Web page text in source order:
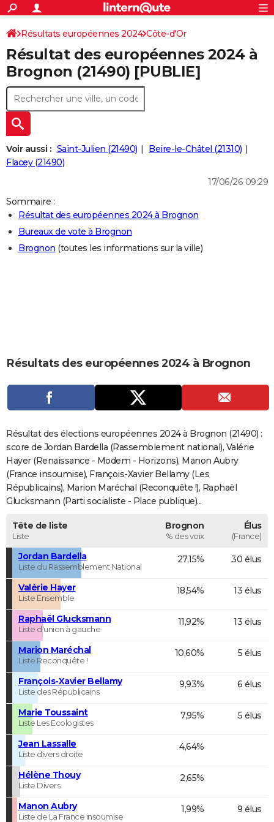
ACTUALITÉS
Politique
Société
Faits Divers
Education
Monde
Villes
+
SPORT
Coupe du monde 2026
Football
Tennis
Cyclisme
Rugby
Forum
Programme TV
TNT
Streaming
Cinéma
Sorties cinéma
Musique
+
FINANCE
Retraite
Impôts
Epargne
Immobilier
Risques naturels par ville
Banque
Assurance
Crédit
AUTO
Essais
Réserver un essai
Citadines
Berlines
SUV
Forum auto
+
HIGH-TECH
Mobiles
Meilleur smartphone
Internet
Ordinateurs
Jeux vidéo
Guide high-tech
+
BRICOLAGE
Guides de France
Escapades
Patrimoine
Expositions
Musées
Week-end nature
LIFESTYLE
Art de vivre
Bien-être
Loisirs
Mode
Modes de vie
CARTE DE VOEUX
Carte de Noël
Carte Bonne année
Carte Saint-Valentin
Carte Pâques
Carte d'anniversaire
DICTIONNAIRE
Dictionnaire
Biographies
Citations
Expressions
Proverbes
PROGRAMME TV
COPAINS D'AVANT
S'inscrire
Se connecter
Lycées
Collèges
Primaires
Universités
Entreprises
Service militaire
Avis de recherche
AVIS DE DÉCÈS
FORUM
S'inscrire
Connexion
Résultats européennes 2024 Côte-d'Or
Résultat des européennes 2024 à
Brognon (21490) [PUBLIE]
Voir aussi : Saint-Julien (21490)
Beire-le-Châtel (21310)
Flacey (21490)
17/06/26 09:29
Sommaire :
Résultat des européennes 2024 à Brognon
Bureaux de vote à Brognon
Brognon (toutes les informations sur la ville)
Résultats des européennes 2024 à Brognon
Résultat des élections européennes 2024 à Brognon (21490) :
score de Jordan Bardella (Rassemblement national), Valérie
Hayer (Renaissance - Modem - Horizons), Manon Aubry
(France insoumise), François-Xavier Bellamy (Les
Républicains), Marion Maréchal (Reconquête !), Raphaël
Glucksmann (Parti socialiste - Place publique)...
Tête de liste
Liste
Brognon
% des voix
Élus
(France)
Jordan Bardella
Liste du Rassemblement National
27,15% 30 élus
Valérie Hayer
Liste Ensemble
18,54% 13 élus
Raphaël Glucksmann
Liste d'union à gauche
11,92% 13 élus
Marion Maréchal
Liste Reconquête !
10,60% 5 élus
François-Xavier Bellamy
Liste des Républicains
9,93% 6 élus
Marie Toussaint
Liste Les Ecologistes
7,95% 5 élus
Jean Lassalle
Liste divers droite
4,64%
Hélène Thouy
Liste Divers
2,65%
Manon Aubry
Liste de La France insoumise
1,99% 9 élus